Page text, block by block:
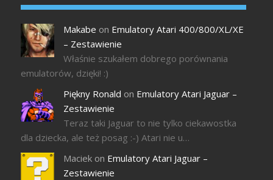
Makabe on Emulatory Atari 400/800/XL/XE
– Zestawienie
Właśnie szukałem dobrego porównania
emulatorów, dzięki! :)
Piękny Ronald on Emulatory Atari Jaguar –
Zestawienie
Teraz taki Jaguar to nie tylko ciekawostka
dla dziecka, ale też posag :-) Atari nie u…
Maciek on Emulatory Atari Jaguar –
Zestawienie